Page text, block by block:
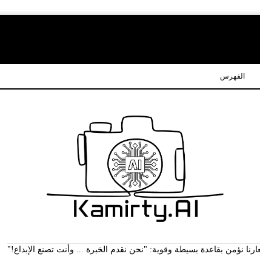
الفهرس
نؤمن بقاعدة بسيطة وقوية: "نحن نقدم الخبرة ... وأنت تصنع الإبداع!"